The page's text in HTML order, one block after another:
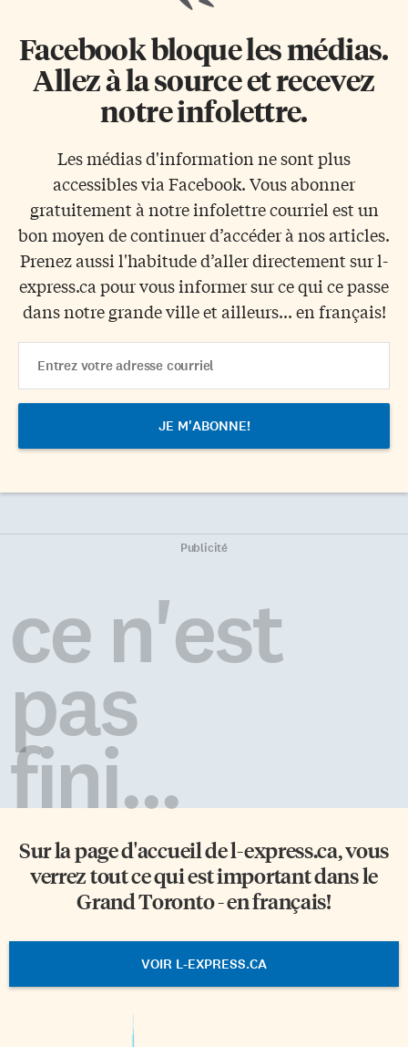
Facebook bloque les médias.
Allez à la source et recevez
notre infolettre.
Les médias d'information ne sont plus
accessibles via Facebook. Vous abonner
gratuitement à notre infolettre courriel est un
bon moyen de continuer d’accéder à nos articles.
Prenez aussi l'habitude d’aller directement sur l-
express.ca pour vous informer sur ce qui ce passe
dans notre grande ville et ailleurs... en français!
Address
Publicité
ce n'est
pas
fini...
Sur la page d'accueil del-express.ca, vous
verrez tout ce qui est important dans le
Grand Toronto - en français!
VOIR L-EXPRESS.CA